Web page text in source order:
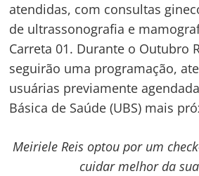
atendidas, com consultas
de ultrassonografia e
Carreta 01. Durante o Outubro
seguirão uma programação,
usuárias previamente
Básica de Saúde (UBS) mais
Meiriele Reis optou por um
cuidar melhor da